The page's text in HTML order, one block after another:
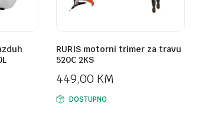
RURIS motorni trimer za travu
520C 2KS
449,00 KM
DOSTUPNO